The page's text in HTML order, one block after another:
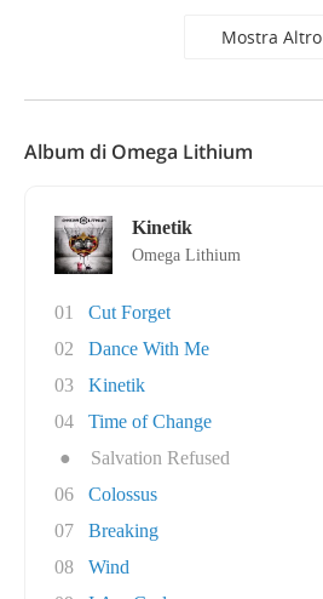
Mostra Altro
Album di Omega Lithium
Kinetik
Omega Lithium
01
Cut Forget
02
Dance With Me
03
Kinetik
04
Time of Change
●
Salvation Refused
06
Colossus
07
Breaking
08
Wind